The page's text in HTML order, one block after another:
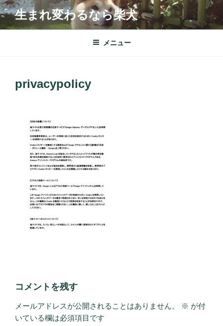
コ
ン
テ
生まれ変わるなら柴犬
メニュー
privacypolicy
コメントを残す
メールアドレスが公開されることはありません。 ※ が付
いている欄は必須項目です